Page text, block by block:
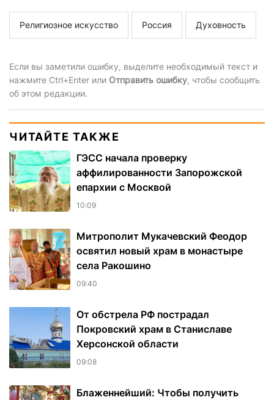
Религиозное искусство Россия Духовность
Если вы заметили ошибку, выделите необходимый текст и
нажмите Ctrl+Enter или Отправить ошибку, чтобы сообщить
об этом редакции.
ЧИТАЙТЕ ТАКЖЕ
ГЭСС начала проверку
аффилированности Запорожской
епархии с Москвой
10:09
Митрополит Мукачевский Феодор
освятил новый храм в монастыре
села Ракошино
09:40
От обстрела РФ пострадал
Покровский храм в Станиславе
Херсонской области
09:08
Блаженнейший: Чтобы получить